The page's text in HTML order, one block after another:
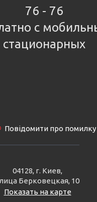
76 - 76
с
стационарных
Повідомити про помилку
04128, г. Киев,
Берковецкая, 10
Показать на карте